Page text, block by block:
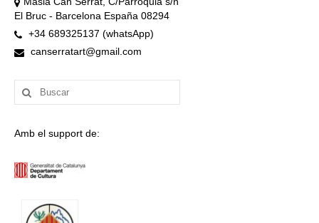
El Bruc - Barcelona España 08294
+34 689325137 (whatsApp)
canserratart@gmail.com
Buscar
por:
Amb el support de: